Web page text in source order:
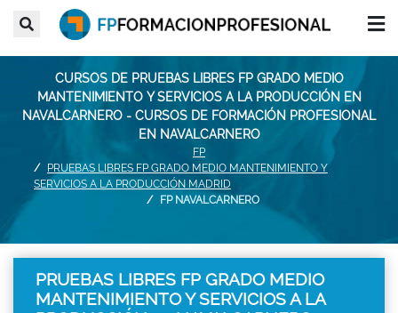
CURSOS DE PRUEBAS LIBRES FP GRADO MEDIO
MANTENIMIENTO Y SERVICIOS A LA PRODUCCIÓN EN
NAVALCARNERO - CURSOS DE FORMACIÓN PROFESIONAL
EN NAVALCARNERO
FP
PRUEBAS LIBRES FP GRADO MEDIO MANTENIMIENTO Y
SERVICIOS A LA PRODUCCIÓN MADRID
FP NAVALCARNERO
PRUEBAS LIBRES FP GRADO MEDIO
MANTENIMIENTO Y SERVICIOS A LA